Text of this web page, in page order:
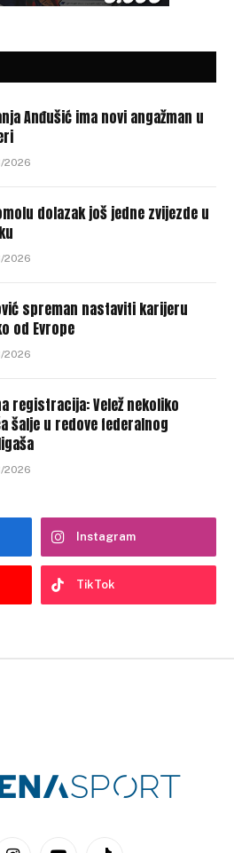
Anđušić ima novi angažman u
2026
dolazak još jedne zvijezde u
2026
spreman nastaviti karijeru
od Evrope
2026
registracija: Velež nekoliko
šalje u redove federalnog
2026
Instagram
TikTok